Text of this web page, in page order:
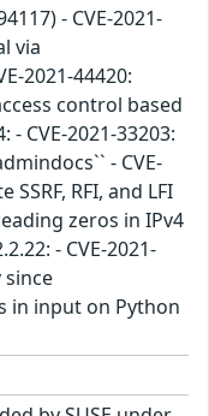
- CVE-2021-
via
2021-44420:
control based
- CVE-2021-33203:
- CVE-
RFI, and LFI
zeros in IPv4
- CVE-2021-
since
in input on Python